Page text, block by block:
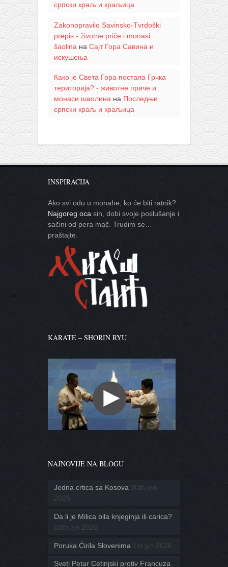
српски краљ и краљица
Zakonopravilo Savinsko-Tvrdoški
prepis - životne priče i monasi
šaolina на Сајт Гора Савина и
искушења
Како је Света Гора постала Грчка
територија? - животне приче и
монаси шаолинана Последњи
српски краљ и краљица
INSPIRACIJA
Ako svi odu u monahe, ko će biti ratnik?
Najgoreg oca sin, dobi svoje poslušanje i
sačini od pera mač. Trudim se…
praštajte.
KARATE – SHORIN RYU
NAJNOVIJE NA BLOGU
Jedna crtica sa Kosova 30th јул
2026
Da li je Milica bila knjeginja ili carica?
18th јул 2026
Poruka Ćirila Slovenima 1st јул 2026
Sveti Petar Cetinjski protiv Francuza